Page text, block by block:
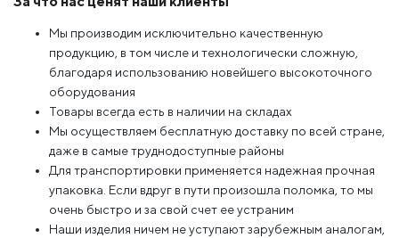
Мы производим исключительно качественную
продукцию, в том числе и технологически сложную,
благодаря использованию новейшего высокоточного
оборудования
Товары всегда есть в наличии на складах
Мы осуществляем бесплатную доставку по всей стране,
даже в самые труднодоступные районы
Для транспортировки применяется надежная прочная
упаковка. Если вдруг в пути произошла поломка, то мы
очень быстро и за свой счет ее устраним
Наши изделия ничем не уступают зарубежным аналогам,